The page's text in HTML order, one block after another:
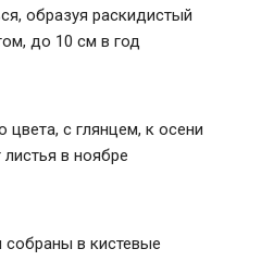
образуя раскидистый
до 10 см в год
цвета, с глянцем, к осени
в ноябре
в кистевые